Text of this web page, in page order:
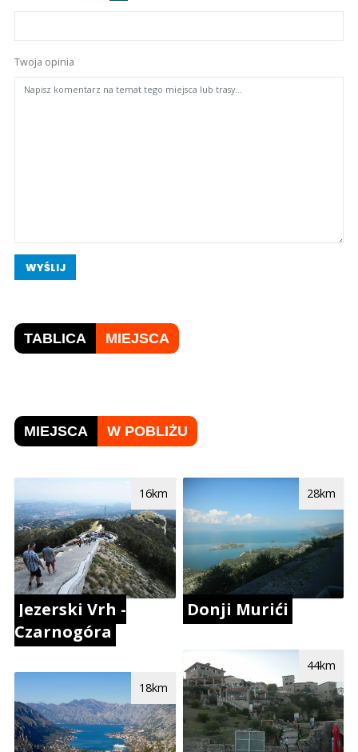
Twoja opinia
WYŚLIJ
TABLICA MIEJSCA
MIEJSCA W POBLIŻU
Jezerski Vrh -
Czarnogóra
16km
18km
Donji Murići
28km
44km